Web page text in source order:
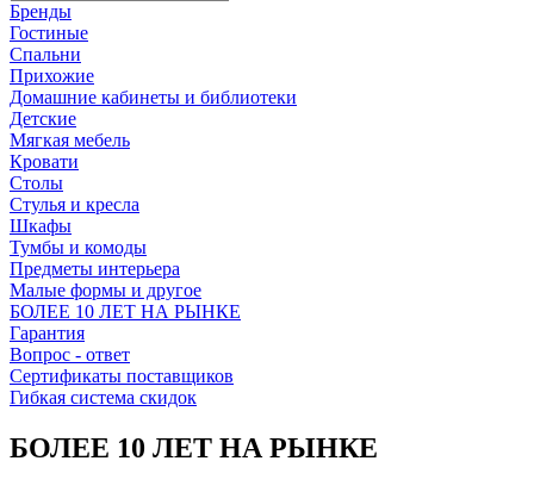
Бренды
Гостиные
Спальни
Прихожие
Домашние кабинеты и библиотеки
Детские
Мягкая мебель
Кровати
Столы
Стулья и кресла
Шкафы
Тумбы и комоды
Предметы интерьера
Малые формы и другое
БОЛЕЕ 10 ЛЕТ НА РЫНКЕ
Гарантия
Вопрос - ответ
Сертификаты поставщиков
Гибкая система скидок
БОЛЕЕ 10 ЛЕТ НА РЫНКЕ